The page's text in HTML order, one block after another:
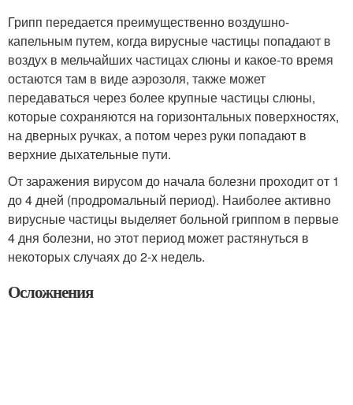
Грипп передается преимущественно воздушно-
капельным путем, когда вирусные частицы попадают в
воздух в мельчайших частицах слюны и какое-то время
остаются там в виде аэрозоля, также может
передаваться через более крупные частицы слюны,
которые сохраняются на горизонтальных поверхностях,
на дверных ручках, а потом через руки попадают в
верхние дыхательные пути.
От заражения вирусом до начала болезни проходит от 1
до 4 дней (продромальный период). Наиболее активно
вирусные частицы выделяет больной гриппом в первые
4 дня болезни, но этот период может растянуться в
некоторых случаях до 2-х недель.
Осложнения